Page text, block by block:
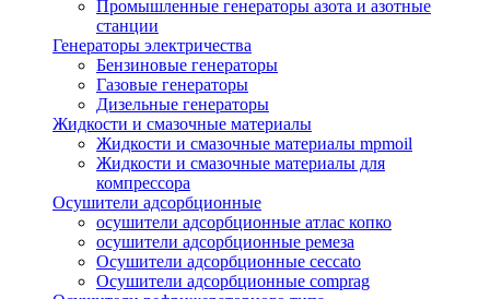
Промышленные генераторы азота и азотные
станции
Генераторы электричества
Бензиновые генераторы
Газовые генераторы
Дизельные генераторы
Жидкости и смазочные материалы
Жидкости и смазочные материалы mpmoil
Жидкости и смазочные материалы для
компрессора
Осушители адсорбционные
осушители адсорбционные атлас копко
осушители адсорбционные ремеза
Осушители адсорбционные ceccato
Осушители адсорбционные comprag